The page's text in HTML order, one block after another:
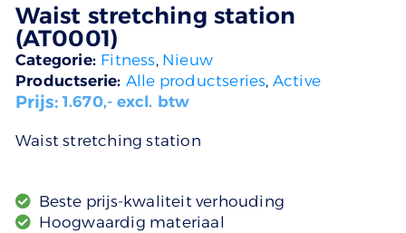
Waist stretching station
(AT0001)
Categorie: Fitness, Nieuw
Productserie: Alle productseries, Active
Prijs:1.670,- excl. btw
Waist stretching station
Beste prijs-kwaliteit verhouding
Hoogwaardig materiaal